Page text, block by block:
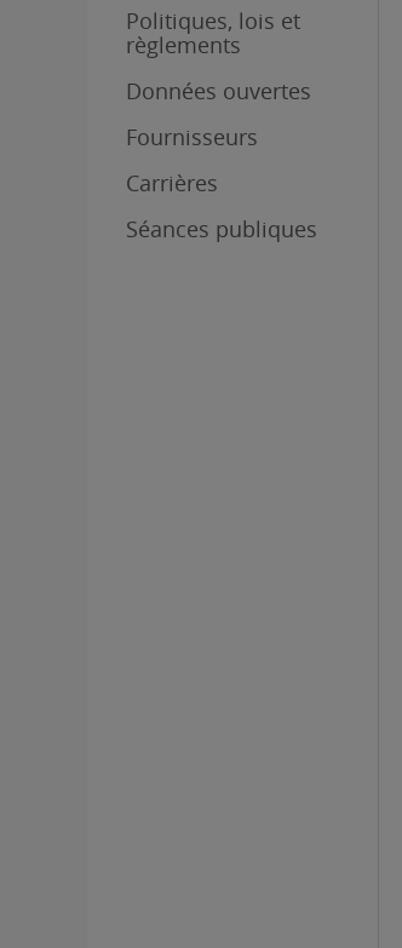
Politiques, lois et
règlements
Données ouvertes
Fournisseurs
Carrières
Séances publiques